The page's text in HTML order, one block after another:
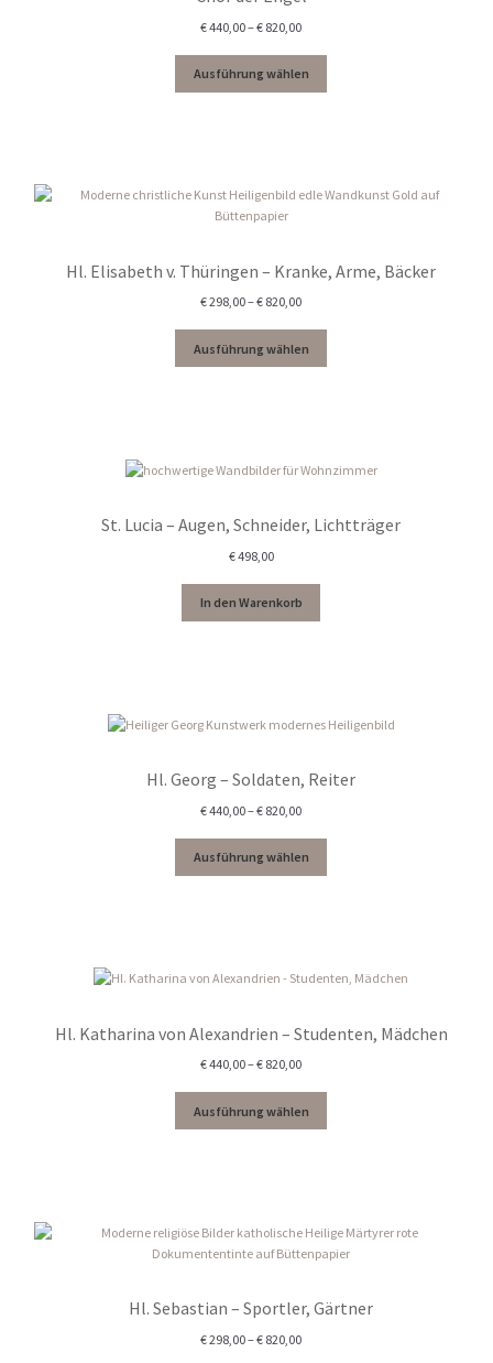
€440,00–€ 820,00Preisspanne:
Ausführung wählen
Hl. Elisabeth v. Thüringen – Kranke, Arme, Bäcker
€298,00–€ 820,00Preisspanne:
€ 820,00
Ausführung wählen
St. Lucia – Augen, Schneider, Lichtträger
€498,00
In den Warenkorb
Hl. Georg – Soldaten, Reiter
€440,00–€ 820,00Preisspanne:
Ausführung wählen
Hl. Katharina von Alexandrien – Studenten, Mädchen
€440,00–€ 820,00Preisspanne:
€ 820,00
Ausführung wählen
Hl. Sebastian – Sportler, Gärtner
€298,00–€ 820,00Preisspanne: